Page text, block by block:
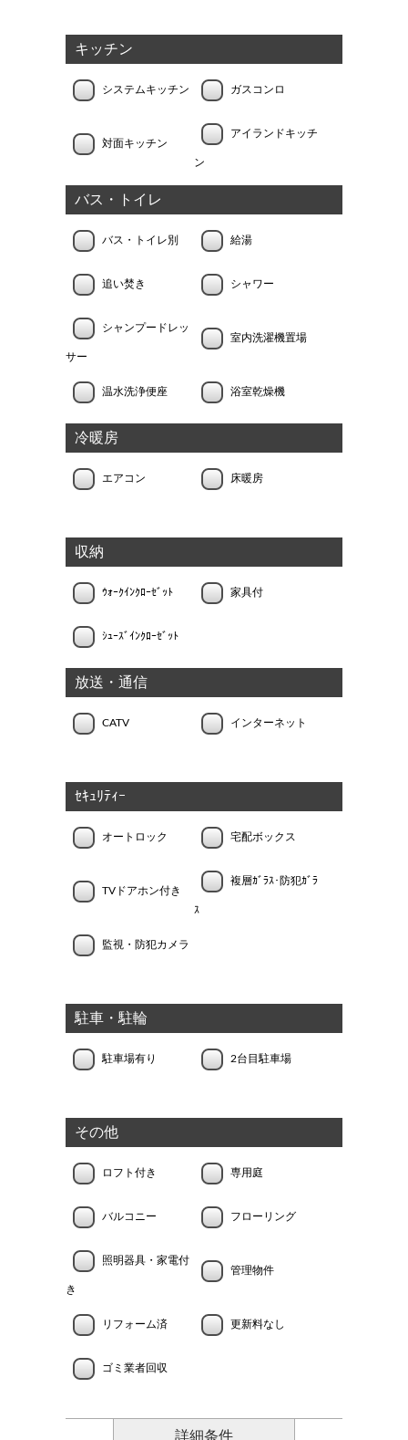
キッチン
システムキッチン ガスコンロ
対面キッチン
アイランドキッチ
ン
バス・トイレ
バス・トイレ別 給湯
追い焚き シャワー
シャンプードレッ
サー
室内洗濯機置場
温水洗浄便座 浴室乾燥機
冷暖房
エアコン 床暖房
収納
ｳｫｰｸｲﾝｸﾛｰｾﾞｯﾄ 家具付
ｼｭｰｽﾞｲﾝｸﾛｰｾﾞｯﾄ
放送・通信
CATV インターネット
ｾｷｭﾘﾃｨｰ
オートロック 宅配ボックス
TVドアホン付き
複層ｶﾞﾗｽ･防犯ｶﾞﾗ
ｽ
監視・防犯カメラ
駐車・駐輪
駐車場有り 2台目駐車場
その他
ロフト付き 専用庭
バルコニー フローリング
照明器具・家電付
き
管理物件
リフォーム済 更新料なし
ゴミ業者回収